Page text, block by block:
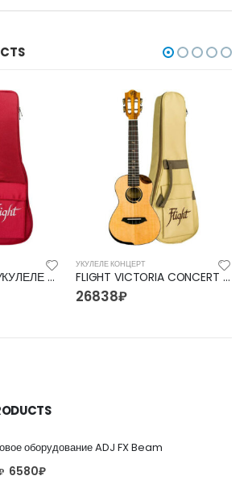
FLIGHT LEIA CE — УКУЛЕЛЕ КОНЦЕРТ ФЛАЙТ
УКУЛЕЛЕ КОНЦЕРТ
FLIGHT VICTORIA CONCERT CE — УКУЛЕЛЕ КОНЦЕРТ ФЛАЙТ
26838₽
оборудование ADJ FX Beam
6580₽